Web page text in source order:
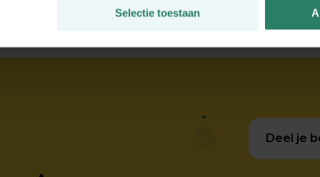
Selectie toestaan
Deel je